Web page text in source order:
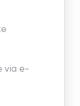
via e-